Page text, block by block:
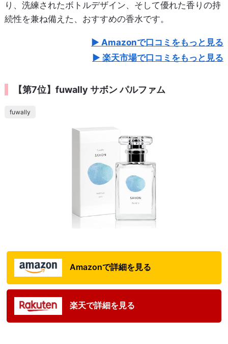
り、洗練されたボトルデザイン、そして優れた香りの持
続性を兼ね備えた、おすすめの香水です。
Amazonで口コミをもっと見る
楽天市場で口コミをもっと見る
【第7位】fuwally サボン パルファム
fuwally
Amazonで詳細を見る
楽天で詳細を見る